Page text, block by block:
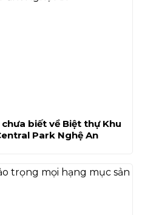
biết về Biệt thự Khu
Park Nghệ An